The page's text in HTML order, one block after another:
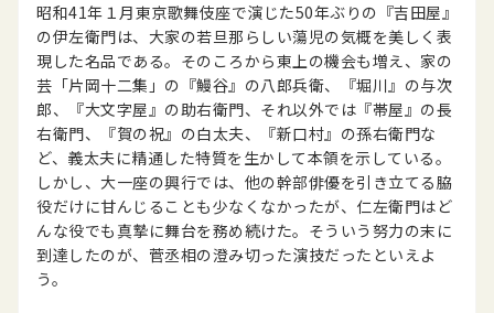
昭和41年１月東京歌舞伎座で演じた50年ぶりの『吉田屋』
の伊左衛門は、大家の若旦那らしい蕩児の気概を美しく表
現した名品である。そのころから東上の機会も増え、家の
芸「片岡十二集」の『鰻谷』の八郎兵衛、『堀川』の与次
郎、『大文字屋』の助右衛門、それ以外では『帯屋』の長
右衛門、『賀の祝』の白太夫、『新口村』の孫右衛門な
ど、義太夫に精通した特質を生かして本領を示している。
しかし、大一座の興行では、他の幹部俳優を引き立てる脇
役だけに甘んじることも少なくなかったが、仁左衛門はど
んな役でも真摯に舞台を務め続けた。そういう努力の末に
到達したのが、菅丞相の澄み切った演技だったといえよ
う。